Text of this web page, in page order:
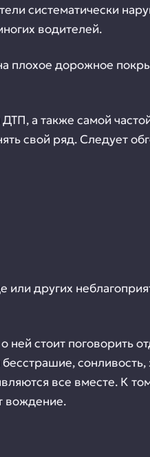
систематически
водителей.
плохое дорожное
а также самой
свой ряд. Следует
других
стоит поговорить
все вместе. К
вождение.